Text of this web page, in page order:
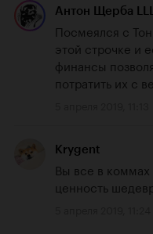
Антон Щерба
Посмеялся с
этой строчке и
финансы
потратить их с
Krygent
Вы все в
ценность